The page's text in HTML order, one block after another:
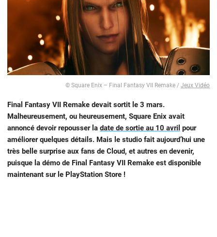
© Square Enix – Final Fantasy VII Remake / Jeux Vidéo
Final Fantasy VII Remake devait sortit le 3 mars.
Malheureusement, ou heureusement, Square Enix avait
annoncé devoir repousser la date de sortie au 10 avril pour
améliorer quelques détails. Mais le studio fait aujourd’hui une
très belle surprise aux fans de Cloud, et autres en devenir,
puisque la démo de Final Fantasy VII Remake est disponible
maintenant sur le PlayStation Store !